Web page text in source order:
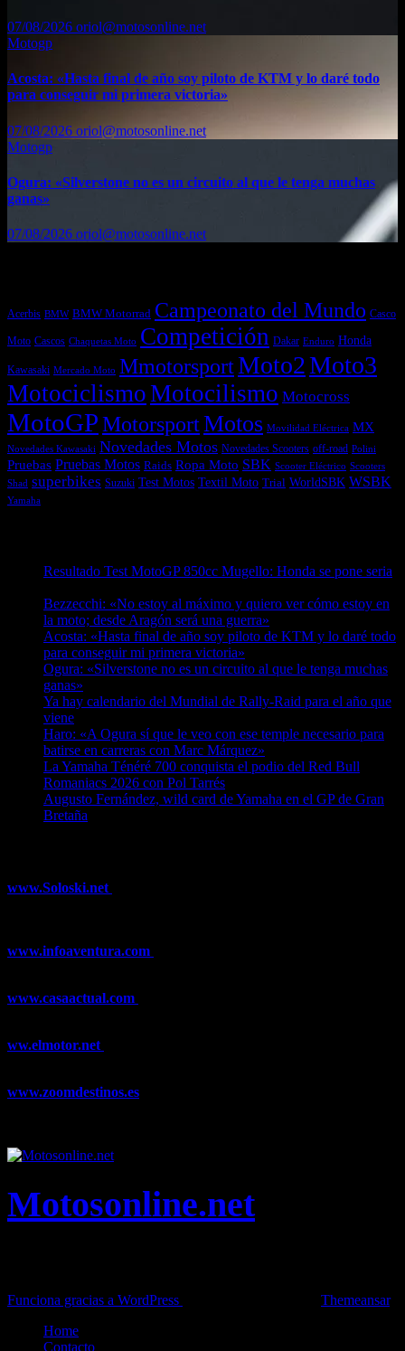
07/08/2026 oriol@motosonline.net
Motogp
Acosta: «Hasta final de año soy piloto de KTM y lo daré todo
para conseguir mi primera victoria»
07/08/2026 oriol@motosonline.net
Motogp
Ogura: «Silverstone no es un circuito al que le tenga muchas
ganas»
07/08/2026 oriol@motosonline.net
Acerbis BMW BMW Motorrad Campeonato del Mundo Casco
Moto Cascos Chaquetas Moto Competición Dakar Enduro Honda
Kawasaki Mercado Moto MmotorsportMoto2Moto3
MotociclismoMotocilismo Motocross
MotoGPMotorsportMotos Movilidad Eléctrica MX
Novedades Kawasaki Novedades Motos Novedades Scooters off-road Polini
Pruebas Pruebas Motos Raids Ropa Moto SBK Scooter Eléctrico Scooters
Shad superbikes Suzuki Test Motos Textil Moto Trial WorldSBK WSBK
Yamaha
Resultado Test MotoGP 850cc Mugello: Honda se pone seria
Bezzecchi: «No estoy al máximo y quiero ver cómo estoy en
la moto; desde Aragón será una guerra»
Acosta: «Hasta final de año soy piloto de KTM y lo daré todo
para conseguir mi primera victoria»
Ogura: «Silverstone no es un circuito al que le tenga muchas
ganas»
Ya hay calendario del Mundial de Rally-Raid para el año que
viene
Haro: «A Ogura sí que le veo con ese temple necesario para
batirse en carreras con Marc Márquez»
La Yamaha Ténéré 700 conquista el podio del Red Bull
Romaniacs 2026 con Pol Tarrés
Augusto Fernández, wild card de Yamaha en el GP de Gran
Bretaña
www.Soloski.net
www.infoaventura.com
www.casaactual.com
ww.elmotor.net
www.zoomdestinos.es
Motosonline.net
Funciona gracias a WordPress
Themeansar.
Home
Contacto